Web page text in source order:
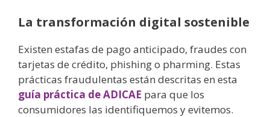
La transformación digital sostenible
Existen estafas de pago anticipado, fraudes con
tarjetas de crédito, phishing o pharming. Estas
prácticas fraudulentas están descritas en esta
guía práctica de ADICAE para que los
consumidores las identifiquemos y evitemos.